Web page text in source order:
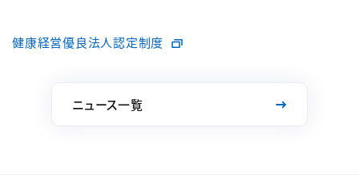
健康経営優良法人認定制度
ニュース一覧